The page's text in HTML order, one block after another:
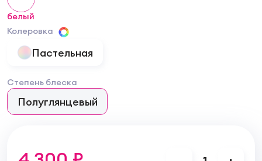
белый
Колеровка
Пастельная
Степень блеска
Полуглянцевый